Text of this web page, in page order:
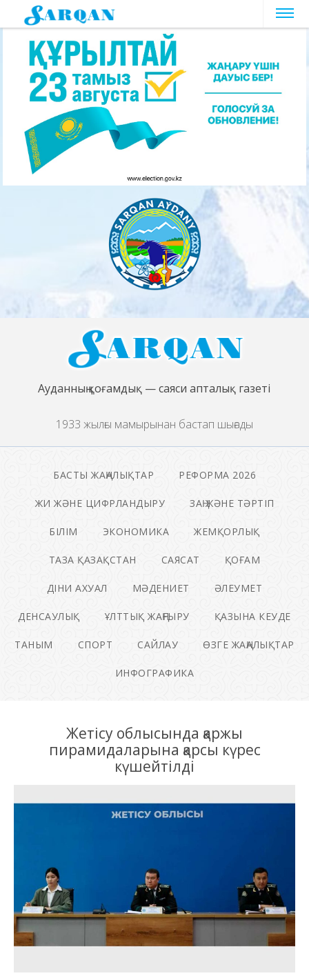
Ауданның қоғамдық — саяси апталық газеті
1933 жылғы мамырынан бастап шығады
БАСТЫ ЖАҢАЛЫҚТАР РЕФОРМА 2026
ЖИ ЖӘНЕ ЦИФРЛАНДЫРУ ЗАҢ ЖӘНЕ ТӘРТІП
БІЛІМ ЭКОНОМИКА ЖЕМҚОРЛЫҚ
ТАЗА ҚАЗАҚСТАН САЯСАТ ҚОҒАМ
ДІНИ АХУАЛ МӘДЕНИЕТ ӘЛЕУМЕТ
ДЕНСАУЛЫҚ ҰЛТТЫҚ ЖАҢҒЫРУ ҚАЗЫНА КЕУДЕ
ТАНЫМ СПОРТ САЙЛАУ ӨЗГЕ ЖАҢАЛЫҚТАР
ИНФОГРАФИКА
Жетісу облысында қаржы
пирамидаларына қарсы күрес
күшейтілді